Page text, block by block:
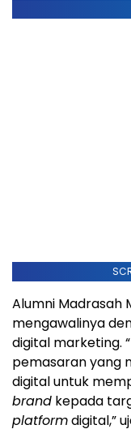
Alumni Madrasah
mengawalinya
digital marketing.
pemasaran yang
digital untuk
brand kepada
platformdigital,”